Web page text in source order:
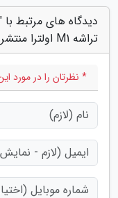
دیدگاه های مرتبط
تراشه M1 اولترا منتشر شد"
* نظرتان را در مورد